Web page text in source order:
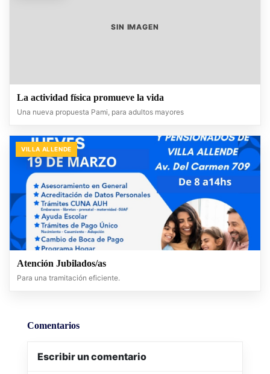
SIN IMAGEN
La actividad física promueve la vida
Una nueva propuesta Pami, para adultos mayores
VILLA ALLENDE
Atención Jubilados/as
Para una tramitación eficiente.
Comentarios
Escribir un comentario